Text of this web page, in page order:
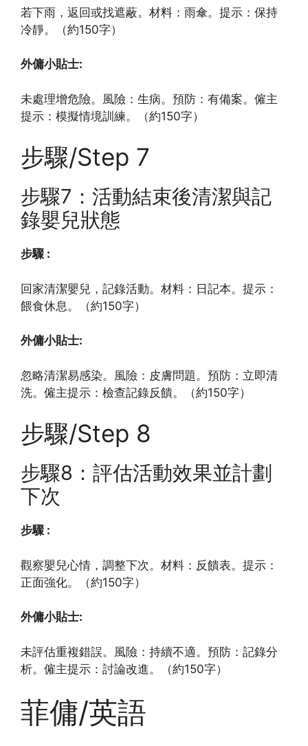
若下雨，返回或找遮蔽。材料：雨傘。提示：保持
冷靜。（約150字）
外傭小貼士:
未處理增危險。風險：生病。預防：有備案。僱主
提示：模擬情境訓練。（約150字）
步驟/Step 7
步驟7：活動結束後清潔與記
錄嬰兒狀態
步驟 :
回家清潔嬰兒，記錄活動。材料：日記本。提示：
餵食休息。（約150字）
外傭小貼士:
忽略清潔易感染。風險：皮膚問題。預防：立即清
洗。僱主提示：檢查記錄反饋。（約150字）
步驟/Step 8
步驟8：評估活動效果並計劃
下次
步驟 :
觀察嬰兒心情，調整下次。材料：反饋表。提示：
正面強化。（約150字）
外傭小貼士:
未評估重複錯誤。風險：持續不適。預防：記錄分
析。僱主提示：討論改進。（約150字）
菲傭/英語